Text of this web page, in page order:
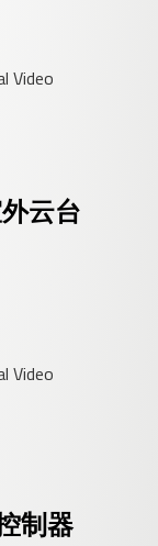
Video
云台
Video
制器